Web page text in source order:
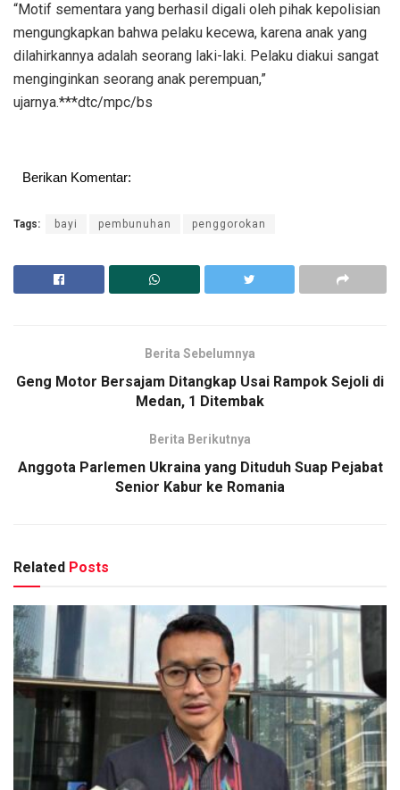
“Motif sementara yang berhasil digali oleh pihak kepolisian
mengungkapkan bahwa pelaku kecewa, karena anak yang
dilahirkannya adalah seorang laki-laki. Pelaku diakui sangat
menginginkan seorang anak perempuan,”
ujarnya.***dtc/mpc/bs
Berikan Komentar:
Tags: bayi pembunuhan penggorokan
Berita Sebelumnya
Geng Motor Bersajam Ditangkap Usai Rampok Sejoli di
Medan, 1 Ditembak
Berita Berikutnya
Anggota Parlemen Ukraina yang Dituduh Suap Pejabat
Senior Kabur ke Romania
Related Posts